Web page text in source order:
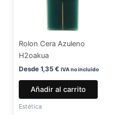
Rolon Cera Azuleno
H2oakua
Desde1,35€ IVA no incluido
Añadir al carrito
Estética